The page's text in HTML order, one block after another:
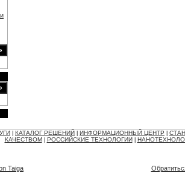
КАТАЛОГ РЕШЕНИЙ ИНФОРМАЦИОННЫЙ ЦЕНТР
КАЧЕСТВОМ
РОССИЙСКИЕ ТЕХНОЛОГИИ
Taiga